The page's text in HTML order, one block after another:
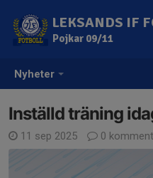
Nyheter
LEKSANDS IF
Pojkar 09/11
Inställd träning
11 sep 2025 0